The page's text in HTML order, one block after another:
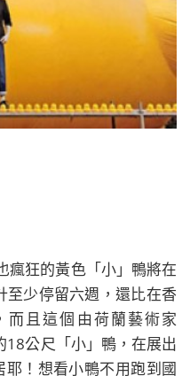
瘋狂的黃色「小」鴨將在
少停留六週，還比在香
而且這個由荷蘭藝術家
公尺「小」鴨，在展出
！想看小鴨不用跑到國